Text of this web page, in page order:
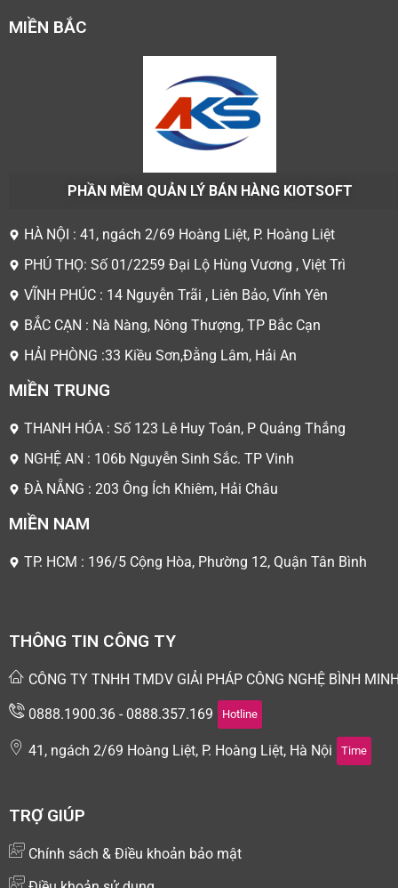
MIỀN BẮC
PHẦN MỀM QUẢN LÝ BÁN HÀNG KIOTSOFT
HÀ NỘI : 41, ngách 2/69 Hoàng Liệt, P. Hoàng Liệt
PHÚ THỌ: Số 01/2259 Đại Lộ Hùng Vương , Việt Trì
VĨNH PHÚC : 14 Nguyễn Trãi , Liên Bảo, Vĩnh Yên
BẮC CẠN : Nà Nàng, Nông Thượng, TP Bắc Cạn
HẢI PHÒNG :33 Kiều Sơn,Đằng Lâm, Hải An
MIỀN TRUNG
THANH HÓA : Số 123 Lê Huy Toán, P Quảng Thắng
NGHỆ AN : 106b Nguyễn Sinh Sắc. TP Vinh
ĐÀ NẴNG : 203 Ông Ích Khiêm, Hải Châu
MIỀN NAM
TP. HCM : 196/5 Cộng Hòa, Phường 12, Quận Tân Bình
THÔNG TIN CÔNG TY
CÔNG TY TNHH TMDV GIẢI PHÁP CÔNG NGHỆ BÌNH
0888.1900.36 - 0888.357.169 Hotline
41, ngách 2/69 Hoàng Liệt, P. Hoàng Liệt, Hà Nội Time
TRỢ GIÚP
Chính sách & Điều khoản bảo mật